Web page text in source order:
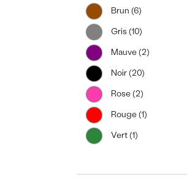
Brun (6)
Gris (10)
Mauve (2)
Noir (20)
Rose (2)
Rouge (1)
Vert (1)